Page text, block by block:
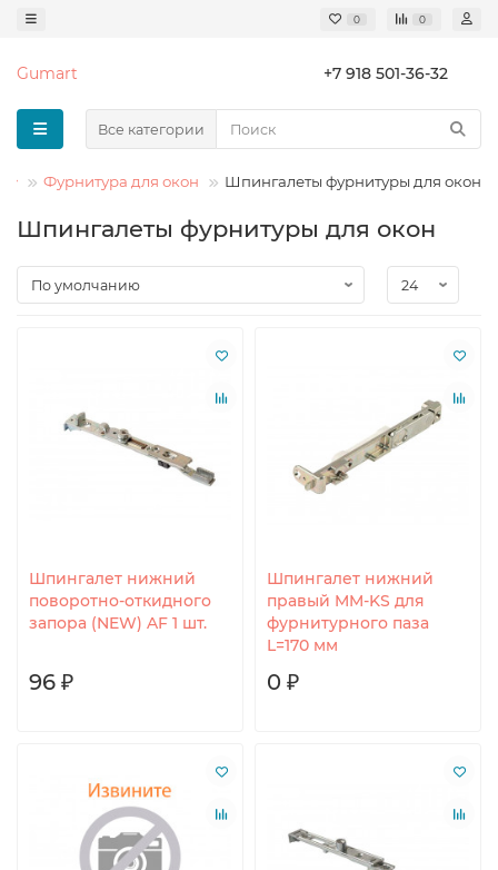
0 0
Gumart +7 918 501-36-32
Все категории
Фурнитура для окон Шпингалеты фурнитуры для окон
Шпингалеты фурнитуры для окон
Шпингалет нижний
поворотно-откидного
запора (NEW) AF 1 шт.
96 ₽
Шпингалет нижний
правый MM-KS для
фурнитурного паза
L=170 мм
0 ₽